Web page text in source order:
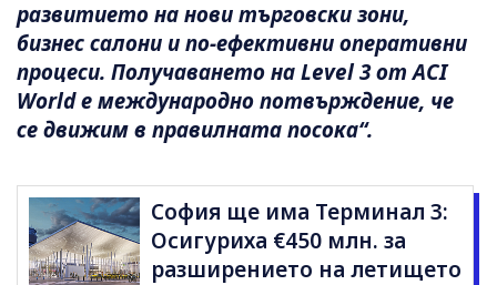
развитието на нови търговски зони,
бизнес салони и по-ефективни оперативни
процеси. Получаването на Level 3 от ACI
World е международно потвърждение, че
се движим в правилната посока“.
София ще има Терминал 3:
Осигуриха €450 млн. за
разширението на летището